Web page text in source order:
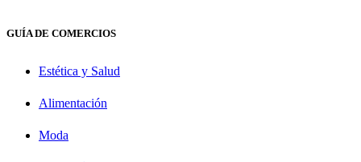
GUÍA DE COMERCIOS
Estética y Salud
Alimentación
Moda